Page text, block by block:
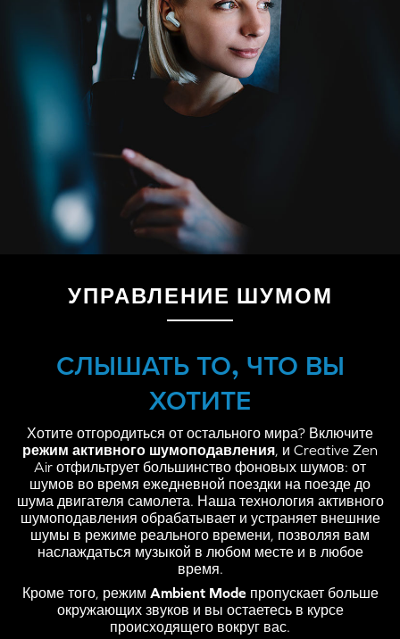
УПРАВЛЕНИЕ ШУМОМ
СЛЫШАТЬ ТО, ЧТО ВЫ
ХОТИТЕ
Хотите отгородиться от остального мира? Включите
режим активного шумоподавления , и Creative Zen
Air отфильтрует большинство фоновых шумов: от
шумов во время ежедневной поездки на поезде до
шума двигателя самолета. Наша технология активного
шумоподавления обрабатывает и устраняет внешние
шумы в режиме реального времени, позволяя вам
наслаждаться музыкой в любом месте и в любое
время.
Кроме того, режим Ambient Modeпропускает больше
окружающих звуков и вы остаетесь в курсе
происходящего вокруг вас.